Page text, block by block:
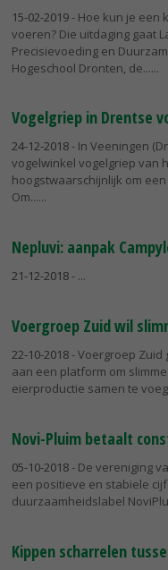
15-02-2019- Hoe kun je een
voeren? Die uitdaging gaat
Precisievoeding en
Hogeschool Dronten, de...
Vogelgriep in Drentse
24-12-2018- In Veeningen
vogelwinkel vogelgriep van
hoogstwaarschijnlijk om
Om...
Nepluvi: aanpak
21-12-2018-
Voergroep Zuid wil
22-10-2018- Voergroep Zuid
aan een platform om
eierproductie samen te
Novi-Pluim betaalt
05-10-2018- De vereniging
een positieve en stabiele
duurzaamheidslabel
Kippen scharrelen